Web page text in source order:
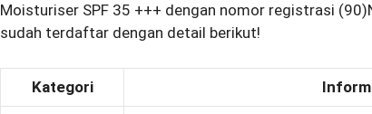
Moisturiser SPF 35 +++ dengan nomor registrasi
sudah terdaftar dengan detail berikut!
Kategori